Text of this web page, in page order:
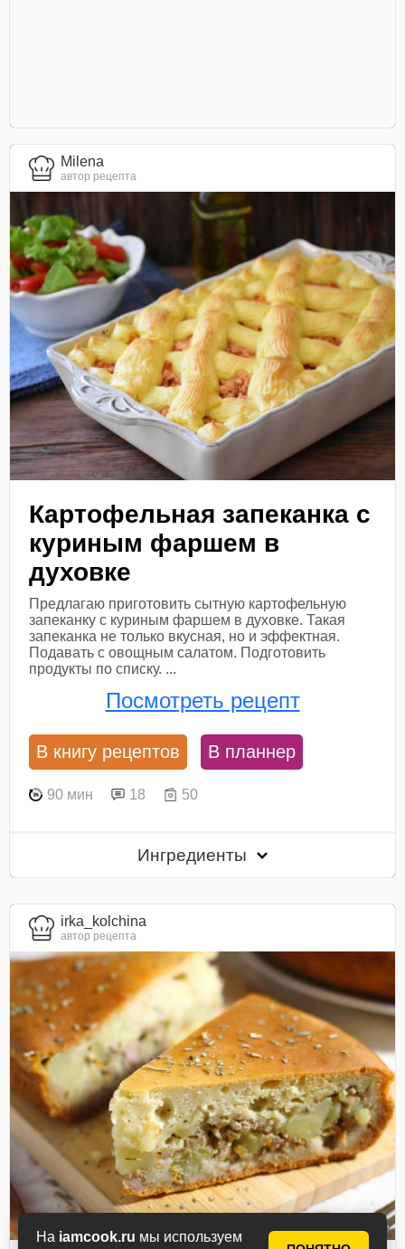
На iamcook.ru мы используем
Milena
автор рецепта
Картофельная запеканка с
куриным фаршем в
духовке
Предлагаю приготовить сытную картофельную
запеканку с куриным фаршем в духовке. Такая
запеканка не только вкусная, но и эффектная.
Подавать с овощным салатом. Подготовить
продукты по списку. ...
Посмотреть рецепт
В книгу рецептов В планнер
90 мин 18 50
Ингредиенты
irka_kolchina
автор рецепта